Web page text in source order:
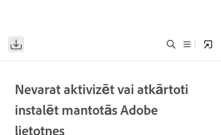
Nevarat aktivizēt vai atkārtoti
instalēt mantotās Adobe
lietotnes